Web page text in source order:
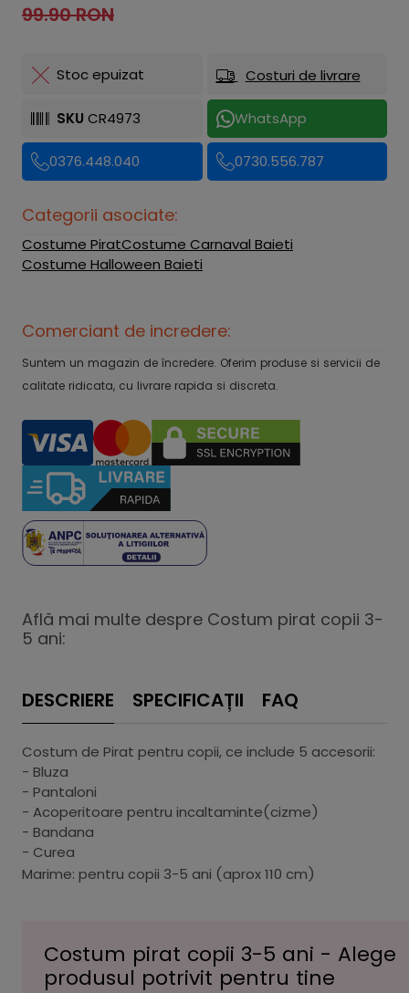
99.90 RON
Stoc epuizat Costuri de livrare
SKU CR4973 WhatsApp
0376.448.040 0730.556.787
Categorii asociate:
Costume PiratCostume Carnaval Baieti
Costume Halloween Baieti
Comerciant de incredere:
Suntem un magazin de încredere. Oferim produse si servicii de
calitate ridicata, cu livrare rapida si discreta.
Află mai multe despre Costum pirat copii 3-
5 ani:
DESCRIERE SPECIFICAȚII FAQ
Costum de Pirat pentru copii, ce include 5 accesorii:
- Bluza
- Pantaloni
- Acoperitoare pentru incaltaminte(cizme)
- Bandana
- Curea
Marime: pentru copii 3-5 ani (aprox 110 cm)
Costum pirat copii 3-5 ani - Alege
produsul potrivit pentru tine